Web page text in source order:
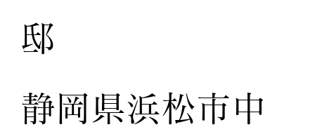
邸
静岡県浜松市中